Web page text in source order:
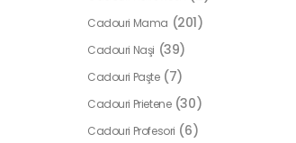
Cadouri Mama (201)
Cadouri Naşi (39)
Cadouri Paşte (7)
Cadouri Prietene (30)
Cadouri Profesori (6)